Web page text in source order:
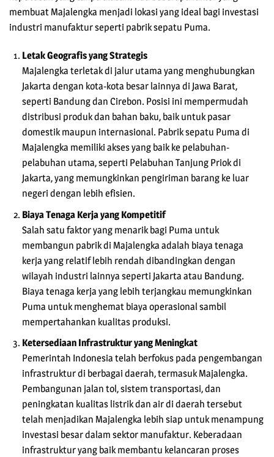
membuat Majalengka menjadi lokasi yang ideal bagi investasi
industri manufaktur seperti pabrik sepatu Puma.
Letak Geografis yang Strategis
Majalengka terletak di jalur utama yang menghubungkan
Jakarta dengan kota-kota besar lainnya di Jawa Barat,
seperti Bandung dan Cirebon. Posisi ini mempermudah
distribusi produk dan bahan baku, baik untuk pasar
domestik maupun internasional. Pabrik sepatu Puma di
Majalengka memiliki akses yang baik ke pelabuhan-
pelabuhan utama, seperti Pelabuhan Tanjung Priok di
Jakarta, yang memungkinkan pengiriman barang ke luar
negeri dengan lebih efisien.
Biaya Tenaga Kerja yang Kompetitif
Salah satu faktor yang menarik bagi Puma untuk
membangun pabrik di Majalengka adalah biaya tenaga
kerja yang relatif lebih rendah dibandingkan dengan
wilayah industri lainnya seperti Jakarta atau Bandung.
Biaya tenaga kerja yang lebih terjangkau memungkinkan
Puma untuk menghemat biaya operasional sambil
mempertahankan kualitas produksi.
Ketersediaan Infrastruktur yang Meningkat
Pemerintah Indonesia telah berfokus pada pengembangan
infrastruktur di berbagai daerah, termasuk Majalengka.
Pembangunan jalan tol, sistem transportasi, dan
peningkatan kualitas listrik dan air di daerah tersebut
telah menjadikan Majalengka lebih siap untuk menampung
investasi besar dalam sektor manufaktur. Keberadaan
infrastruktur yang baik membantu kelancaran proses